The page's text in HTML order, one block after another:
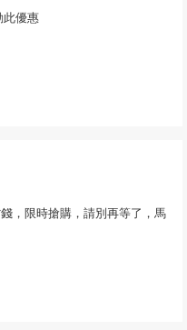
此優惠
，限時搶購，請別再等了，馬